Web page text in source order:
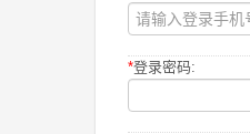
*登录密码: